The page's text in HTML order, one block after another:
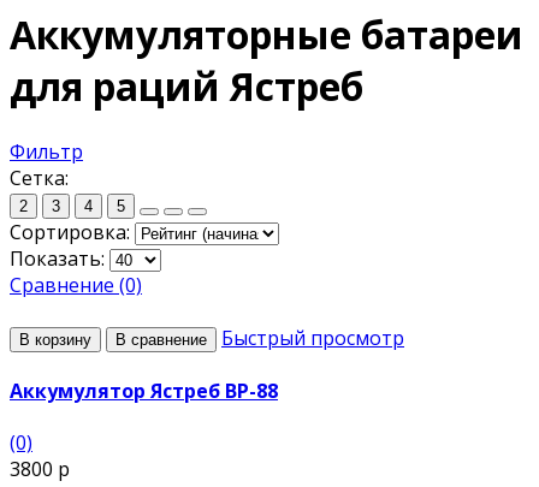
Аккумуляторные батареи
для раций Ястреб
Фильтр
Сетка:
2 3 4 5
Сортировка:
Показать:
Сравнение (0)
В корзину В сравнение Быстрый просмотр
Аккумулятор Ястреб BP-88
(0)
3800 р